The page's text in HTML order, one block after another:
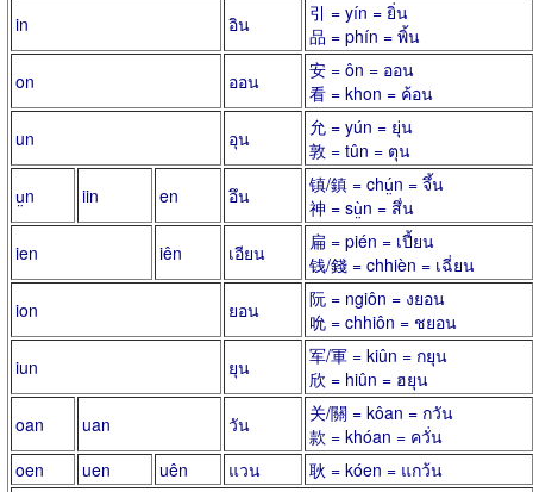
in
อิน
引 = yín = ยิ่น
品 = phín = พิ้น
on
ออน
安 = ôn = ออน
看 = khon = ค้อน
un
อุน
允 = yún = ยุ่น
敦 = tûn = ตุน
ṳn
iin en อึน
镇/鎮 = chṳ́n = จึ้น
神 = sṳ̀n = สึ่น
ien
iên เอียน
扁 = pién = เปี้ยน
钱/錢 = chhièn = เฉี่ยน
ion
ยอน
阮 = ngiôn = งยอน
吮 = chhiôn = ชยอน
iun
ยุน
军/軍 = kiûn = กยุน
欣 = hiûn = ฮยุน
oan
uan วัน
关/關 = kôan = กวัน
款 = khóan = ควั่น
oen
uen uên แวน
耿 = kóen = แกว้น